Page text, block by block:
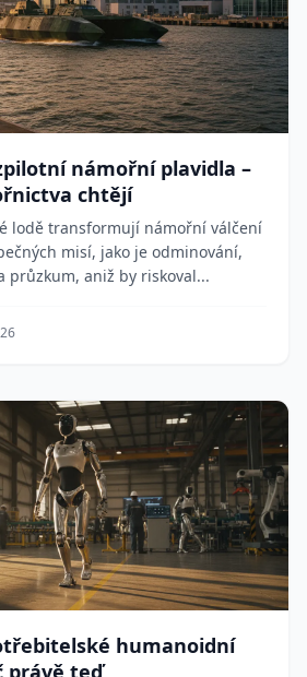
námořní plavidla –
chtějí
lodě transformují námořní válčení
misí, jako je odminování,
průzkum, aniž by riskoval...
humanoidní
právě teď